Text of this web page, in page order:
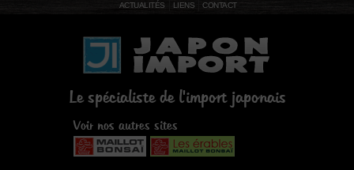
ACTUALITÉS
LIENS CONTACT
Le spécialiste de l'import japonais
Voir nos autres sites